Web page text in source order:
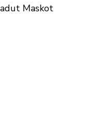
Maskot